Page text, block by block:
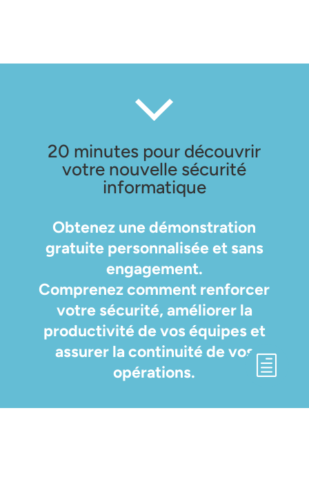
h
20 minutes pour découvrir
votre nouvelle sécurité
informatique
Obtenez unedémonstration
gratuite personnaliséeet sans
engagement.
Comprenez comment renforcer
votre sécurité, améliorer la
productivité de vos équipes et
assurer la continuité de vos
opérations.